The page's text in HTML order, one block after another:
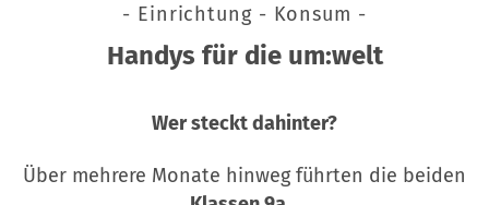
- Einrichtung - Konsum -
Handys für die um:welt
Wer steckt dahinter?
Über mehrere Monate hinweg führten die beiden